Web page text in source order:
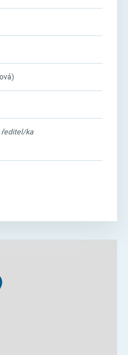
ředitel/ka